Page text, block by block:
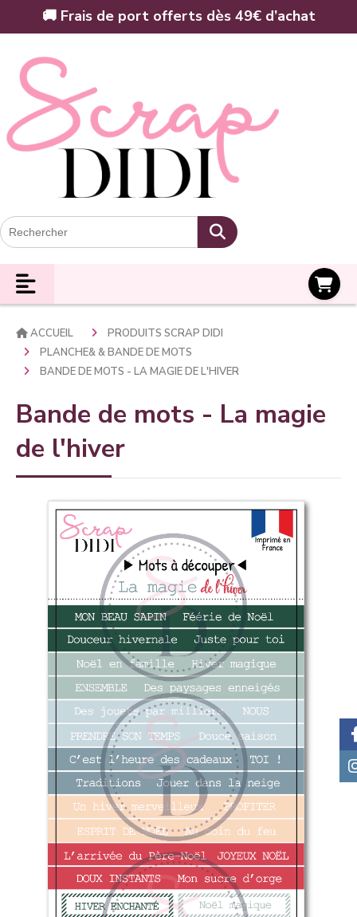
🚚 Frais de port offerts dès 49€ d’achat
ACCUEIL
PRODUITS SCRAP DIDI
PLANCHE& & BANDE DE MOTS
BANDE DE MOTS - LA MAGIE DE L'HIVER
Bande de mots - La magie
de l'hiver